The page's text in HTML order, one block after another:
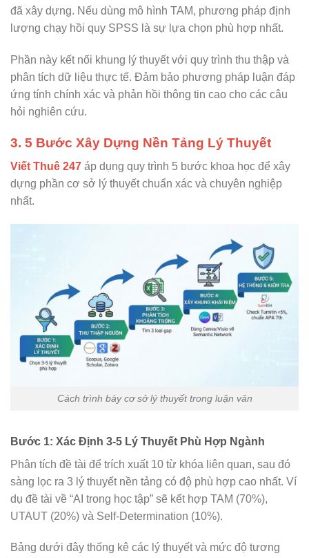
đã xây dựng. Nếu dùng mô hình TAM, phương pháp định
lượng chạy hồi quy SPSS là sự lựa chọn phù hợp nhất.
Phần này kết nối khung lý thuyết với quy trình thu thập và
phân tích dữ liệu thực tế. Đảm bảo phương pháp luận đáp
ứng tính chính xác và phản hồi thông tin cao cho các câu
hỏi nghiên cứu.
3. 5 Bước Xây Dựng Nền Tảng Lý Thuyết
Viết Thuê 247 áp dụng quy trình 5 bước khoa học để xây
dựng phần cơ sở lý thuyết chuẩn xác và chuyên nghiệp
nhất.
Cách trình bày cơ sở lý thuyết trong luận văn
Bước 1: Xác Định 3-5 Lý Thuyết Phù Hợp Ngành
Phân tích đề tài để trích xuất 10 từ khóa liên quan, sau đó
sàng lọc ra 3 lý thuyết nền tảng có độ phù hợp cao nhất. Ví
dụ đề tài về “AI trong học tập” sẽ kết hợp TAM (70%),
UTAUT (20%) và Self-Determination (10%).
Bảng dưới đây thống kê các lý thuyết và mức độ tương